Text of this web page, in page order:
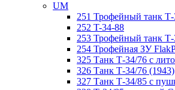
UM
251 Трофейный танк Т-
252 T-34-88
253 Трофейный танк Т-
254 Трофейная ЗУ
325 Танк Т-34/76 с
326 Танк Т-34/76 (1943)
327 Танк Т-34/85 с